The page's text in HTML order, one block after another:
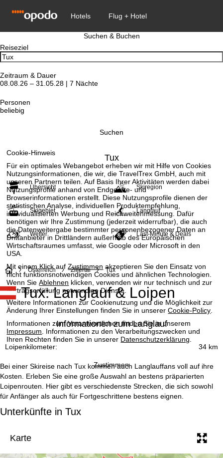
Cookie-Hinweis
Für ein optimales Webangebot erheben wir mit Hilfe von Cookies
Nutzungsinformationen, die wir, die TravelTrex GmbH, auch mit
unseren Partnern teilen. Auf Basis Ihrer Aktivitäten werden dabei
Nutzungsprofile anhand von Endgeräte- und
Browserinformationen erstellt. Diese Nutzungsprofile dienen der
statistischen Analyse, individuellen Produktempfehlung,
individualisierten Werbung und Reichweitenmessung. Dafür
benötigen wir Ihre Zustimmung (jederzeit widerrufbar), die auch
die Datenweitergabe bestimmter personenbezogener Daten an
Drittanbieter in Drittländern außerhalb des Europäischen
Wirtschaftsraumes umfasst, wie Google oder Microsoft in den
USA.
Mit einem Klick aufZustimmen akzeptieren Sie den Einsatz von
nicht funktionsnotwendigen Cookies und ähnlichen Technologien.
Wenn SieAblehnen klicken, verwenden wir nur technisch und zur
Vertragserfüllung notwendige Dienste.
Weitere Informationen zur Cookienutzung und die Möglichkeit zur
Änderung Ihrer Einstellungen finden Sie in unsererCookie-Policy
Informationen zum Verantwortlichen finden Sie in unserem
Impressum . Informationen zu den Verarbeitungszwecken und
Ihren Rechten finden Sie in unserer Datenschutzerklärung
Zustimmen
Suchen & Buchen
Reiseziel
Zeitraum & Dauer
08.08.26 – 31.05.28 | 7 Nächte
Personen
beliebig
Suchen
Tux
Übersicht Skiregion
Skigebiet Langlauf
Wetter Last-Minute & Deals
S
t
a
r
t
e
i
e
Österreich Zillertal Tux
Tux: Langlauf & Loipen
Informationen zum Langlauf
34 km
Loipenkilometer:
Bei einer Skireise nach Tux kommen auch Langlauffans voll auf ihre
Kosten. Erleben Sie eine große Auswahl an bestens präparierten
Loipenrouten. Hier gibt es verschiedenste Strecken, die sich sowohl
für Anfänger als auch für Fortgeschrittene bestens eignen.
Unterkünfte in Tux
Karte